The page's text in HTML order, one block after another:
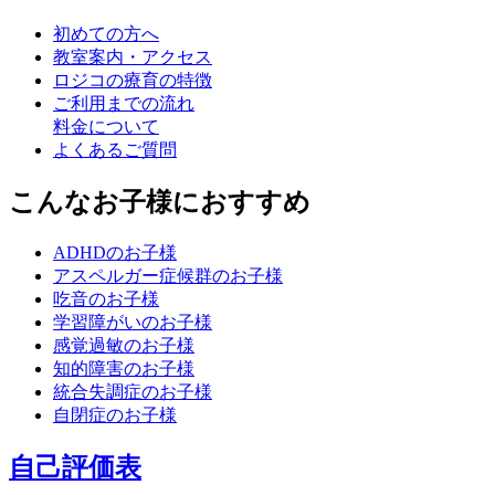
初めての方へ
教室案内・アクセス
ロジコの療育の特徴
ご利用までの流れ
料金について
よくあるご質問
こんなお子様におすすめ
ADHDのお子様
アスペルガー症候群のお子様
吃音のお子様
学習障がいのお子様
感覚過敏のお子様
知的障害のお子様
統合失調症のお子様
自閉症のお子様
自己評価表